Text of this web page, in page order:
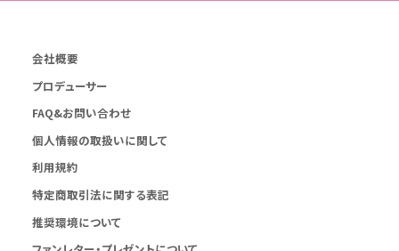
会社概要
プロデューサー
FAQ&お問い合わせ
個人情報の取扱いに関して
利用規約
特定商取引法に関する表記
推奨環境について